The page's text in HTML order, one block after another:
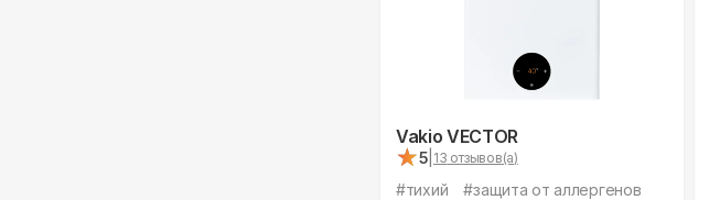
Vakio VECTOR
★
★5 13 отзывов(а)
#тихий #защита от аллергенов